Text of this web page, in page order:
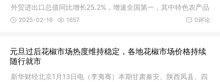
外贸进出口总值同比增长25.2%，增速全国第一，其中特色农产品
出口表现亮眼。秦安花椒作为“天水麻辣烫”的核心调料，借势实现
加工厂）提升附加值，同时借助“甘味”品牌优势扩大出口市场8。
2.花椒市场价格波动与库存变化价格波动：春节后全国花椒主产区
价格呈现分化。四川汉源一级红花椒价格上涨，但甘肃武都、临
0评论
2025-02-16 1657
元旦过后花椒市场热度维持稳定，各地花椒市场价格持续
随行就市
新华财经北京1月13日电（李夷骞）本期甘肃秦安、陕西凤县、四